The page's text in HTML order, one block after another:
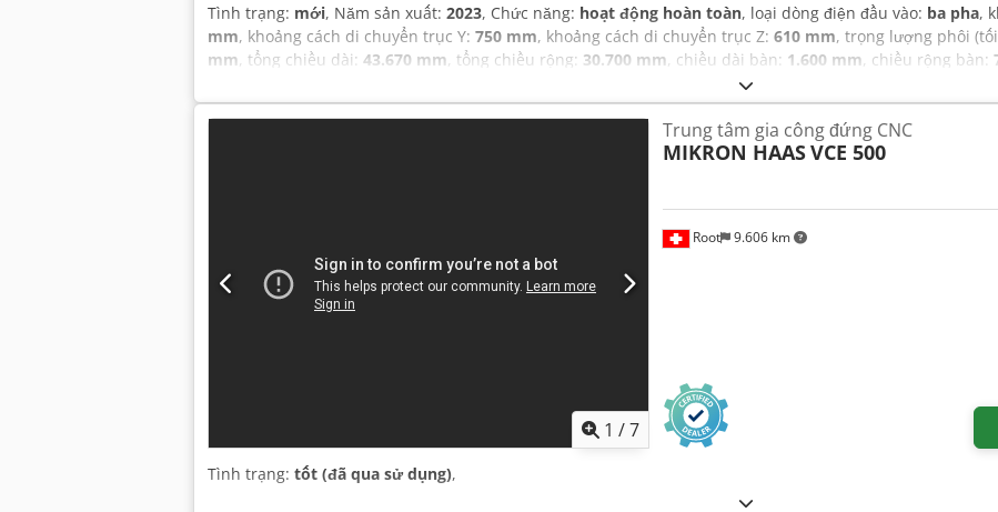
Tình trạng: mới, Năm sản xuất: 2023, Chức năng: hoạt động hoàn toàn, loại dòng điện đầu vào: ba pha,
mm, khoảng cách di chuyển trục Y: 750 mm, khoảng cách di chuyển trục Z: 610 mm, trọng lượng phôi
mm, tổng chiều dài: 43.670 mm, tổng chiều rộng: 30.700 mm, chiều dài bàn: 1.600 mm, chiều rộng bàn:
, tốc độ chạy nhanh trục X:
40, tốc độ trục chính (tối đa):8.000 vòng/phút, tốc độ trục chính (phút):40 vòng/phút, đường kính dụng
tài liệu / sổ tay hướng dẫn, tốc độ quay thay đổi vô cấp,
1 /7
Root 9.606 km
Trung tâm gia công đứng CNC
MIKRON HAASVCE 500
Tình trạng: tốt (đã qua sử dụng),